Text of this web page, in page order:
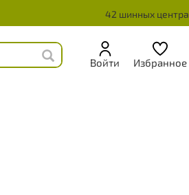
42 шинных центра
Войти Избранное